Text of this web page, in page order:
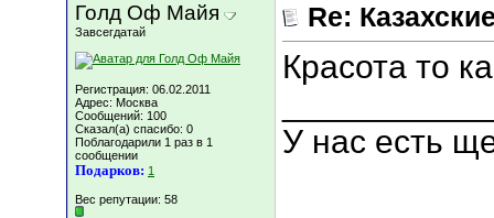
Голд Оф Майя
Завсегдатай
Регистрация: 06.02.2011
Адрес: Москва
Сообщений: 100
Сказал(а) спасибо: 0
Поблагодарили 1 раз в 1
сообщении
Подарков: 1
Вес репутации: 58
Re:
Красота то
У нас есть